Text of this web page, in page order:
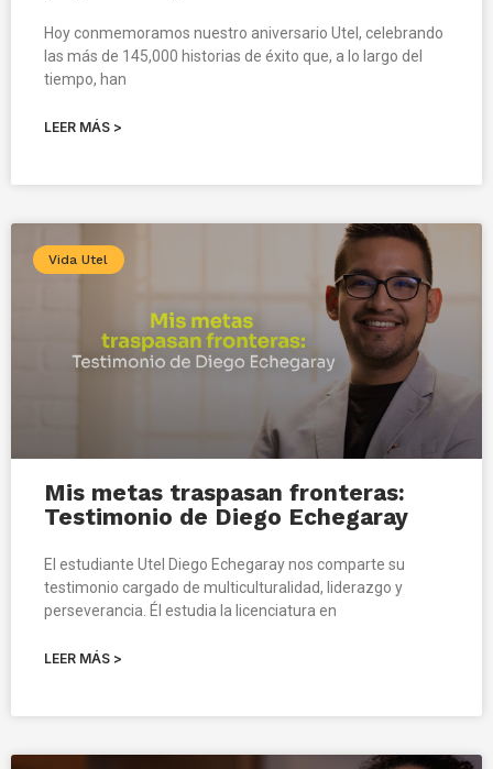
Hoy conmemoramos nuestro aniversario Utel, celebrando
las más de 145,000 historias de éxito que, a lo largo del
tiempo, han
LEER MÁS >
Vida Utel
Mis metas traspasan fronteras:
Testimonio de Diego Echegaray
El estudiante Utel Diego Echegaray nos comparte su
testimonio cargado de multiculturalidad, liderazgo y
perseverancia. Él estudia la licenciatura en
LEER MÁS >